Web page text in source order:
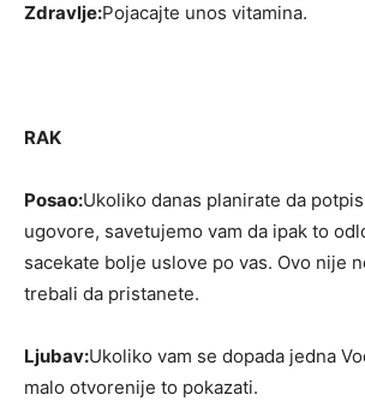
Zdravlje:Pojacajte unos vitamina.
RAK
Posao:Ukoliko danas planirate da
ugovore, savetujemo vam da ipak to
sacekate bolje uslove po vas. Ovo nije
trebali da pristanete.
Ljubav:Ukoliko vam se dopada jedna
malo otvorenije to pokazati.